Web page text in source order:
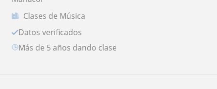
Clases de Música
Datos verificados
más de 5 años dando clase